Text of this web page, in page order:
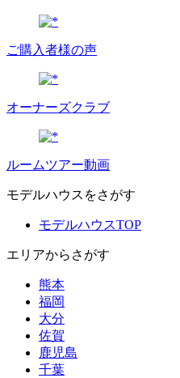
ご購入者様の声
オーナーズクラブ
ルームツアー動画
モデルハウスをさがす
モデルハウスTOP
エリアからさがす
熊本
福岡
大分
佐賀
鹿児島
千葉